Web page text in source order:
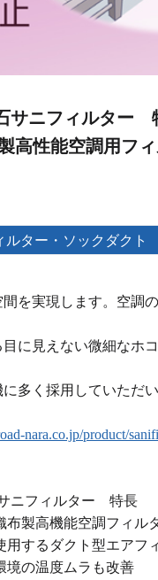
サニフィルタ
高性能空調用フ
ルター・ソックダクト
を実現します。空調
に見えない微細なホ
多く採用していただい
nara.co.jp/product/
ニフィルター 特長
布製高機能空調フィル
用するダクト型エアフ
境の温度ムラも改善